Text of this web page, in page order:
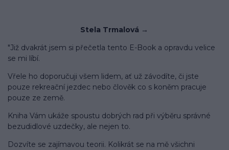
Stela Trmalová →
"Již dvakrát jsem si přečetla tento E-Book a opravdu velice
se mi líbí.
Vřele ho doporučuji všem lidem, ať už závodíte, či jste
pouze rekreační jezdec nebo člověk co s koněm pracuje
pouze ze země.
Kniha Vám ukáže spoustu dobrých rad při výběru správné
bezudidlové uzdečky, ale nejen to.
Dozvíte se zajímavou teorii. Kolikrát se na mě všichni